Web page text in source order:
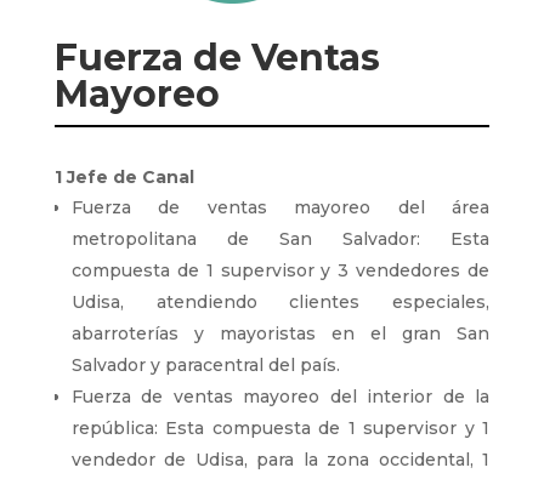
Fuerza de Ventas
Mayoreo
1 Jefe de Canal
Fuerza de ventas mayoreo del área
metropolitana de San Salvador: Esta
compuesta de 1 supervisor y 3 vendedores de
Udisa, atendiendo clientes especiales,
abarroterías y mayoristas en el gran San
Salvador y paracentral del país.
Fuerza de ventas mayoreo del interior de la
república: Esta compuesta de 1 supervisor y 1
vendedor de Udisa, para la zona occidental, 1